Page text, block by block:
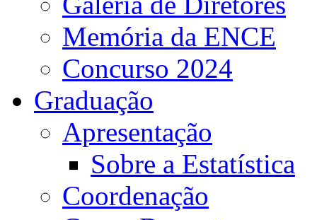
Memória da ENCE
Concurso 2024
Graduação
Apresentação
Sobre a Estatística
Coordenação